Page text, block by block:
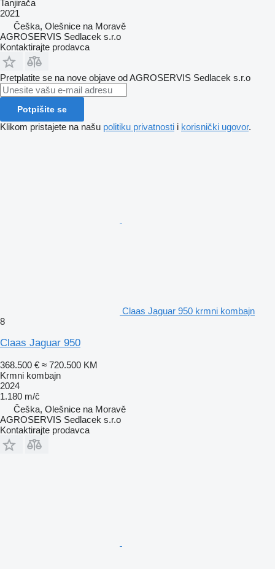
Tanjirača
2021
Češka, Olešnice na Moravě
AGROSERVIS Sedlacek s.r.o
Kontaktirajte prodavca
Pretplatite se na nove objave od AGROSERVIS Sedlacek s.r.o
Potpišite se
Klikom pristajete na našu politiku privatnosti i korisnički ugovor.
Claas Jaguar 950 krmni kombajn
8
Claas Jaguar 950
368.500 € ≈ 720.500 KM
Krmni kombajn
2024
1.180 m/č
Češka, Olešnice na Moravě
AGROSERVIS Sedlacek s.r.o
Kontaktirajte prodavca